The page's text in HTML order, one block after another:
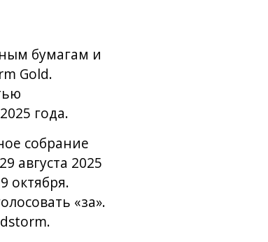
бумагам и
Gold.
года.
собрание
августа 2025
октября.
«за».